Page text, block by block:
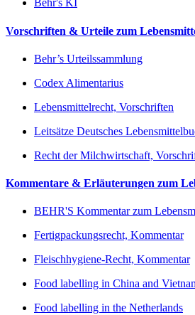
Behr's KI
Vorschriften & Urteile zum
Behr’s Urteilssammlung
Codex Alimentarius
Lebensmittelrecht, Vorschriften
Leitsätze Deutsches
Recht der Milchwirtschaft,
Kommentare & Erläuterungen zum
BEHR'S Kommentar zum
Fertigpackungsrecht, Kommentar
Fleischhygiene-Recht, Kommentar
Food labelling in China and
Food labelling in the Netherlands